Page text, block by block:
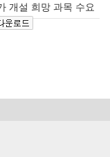
개설 희망 과목 수요